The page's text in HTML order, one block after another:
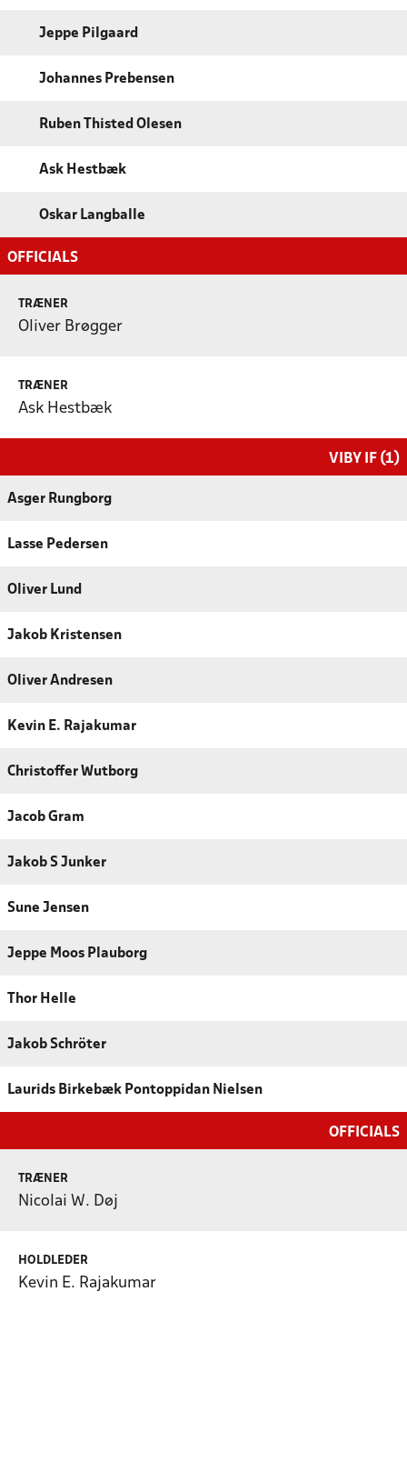
Jeppe Pilgaard
Johannes Prebensen
Ruben Thisted Olesen
Ask Hestbæk
Oskar Langballe
OFFICIALS
TRÆNER
Oliver Brøgger
TRÆNER
Ask Hestbæk
VIBY IF (1)
Asger Rungborg
Lasse Pedersen
Oliver Lund
Jakob Kristensen
Oliver Andresen
Kevin E. Rajakumar
Christoffer Wutborg
Jacob Gram
Jakob S Junker
Sune Jensen
Jeppe Moos Plauborg
Thor Helle
Jakob Schröter
Laurids Birkebæk Pontoppidan Nielsen
OFFICIALS
TRÆNER
Nicolai W. Døj
HOLDLEDER
Kevin E. Rajakumar